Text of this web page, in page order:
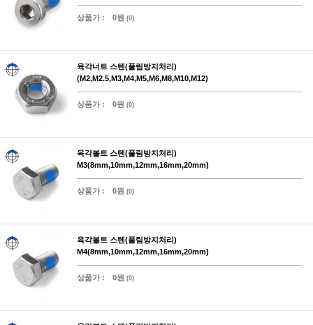
상품가 : 0원 (0)
육각너트 스텐(풀림방지처리)
(M2,M2.5,M3,M4,M5,M6,M8,M10,M12)
상품가 : 0원 (0)
육각볼트 스텐(풀림방지처리)
M3(8mm,10mm,12mm,16mm,20mm)
상품가 : 0원 (0)
육각볼트 스텐(풀림방지처리)
M4(8mm,10mm,12mm,16mm,20mm)
상품가 : 0원 (0)